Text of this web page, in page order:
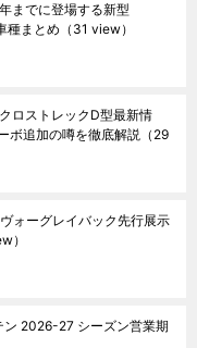
までに登場する新型
種まとめ （31 view）
ロストレックD型最新情
ボ追加の噂を徹底解説 （29
ォーグレイバック先行展示
）
ン 2026-27 シーズン営業期